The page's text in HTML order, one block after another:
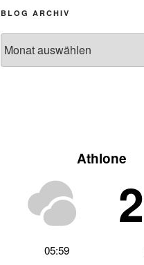
BLOG ARCHIV
Archiv
Athlone
05:59